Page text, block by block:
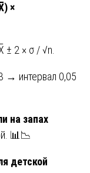
×
± 2 × σ / √n.
→ интервал 0,05
на запах
📊📉
детской